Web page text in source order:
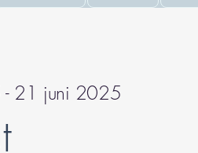
- 21 juni 2025